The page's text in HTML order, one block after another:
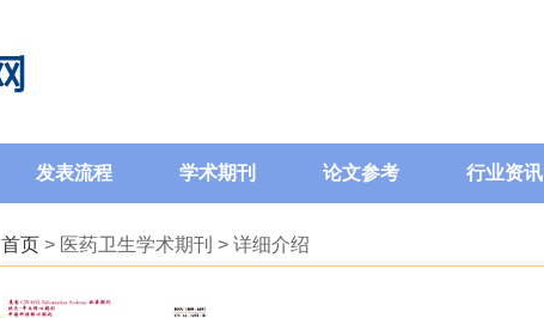
发表流程 学术期刊 论文参考 行业资讯
首页 > 医药卫生学术期刊 > 详细介绍